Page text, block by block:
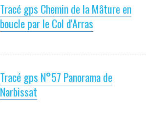
Tracé gps Chemin de la Mâture en
boucle par le Col d'Arras
Tracé gps N°57 Panorama de
Narbissat